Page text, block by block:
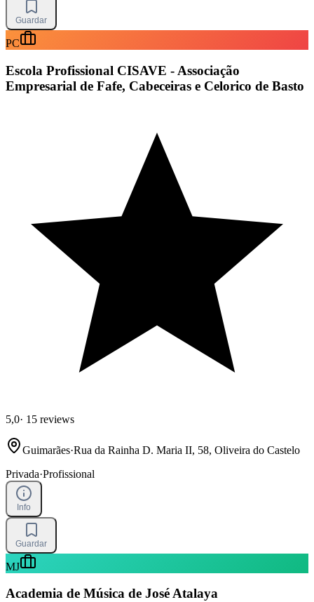
Guardar
PC
Escola Profissional CISAVE - Associação
Empresarial de Fafe, Cabeceiras e Celorico de Basto
5,0· 15 reviews
Guimarães·Rua da Rainha D. Maria II, 58, Oliveira do Castelo
Privada·Profissional
Info
Guardar
MJ
Academia de Música de José Atalaya